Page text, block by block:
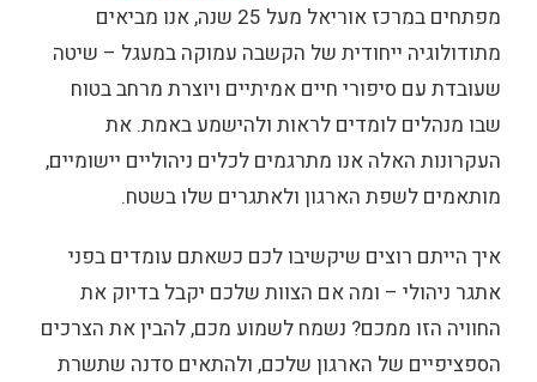
מפתחים במרכז אוריאל מעל 25 שנה, אנו מביאים
מתודולוגיה ייחודית של הקשבה עמוקה במעגל – שיטה
שעובדת עם סיפורי חיים אמיתיים ויוצרת מרחב בטוח
שבו מנהלים לומדים לראות ולהישמע באמת. את
העקרונות האלה אנו מתרגמים לכלים ניהוליים יישומיים,
מותאמים לשפת הארגון ולאתגרים שלו בשטח.
איך הייתם רוצים שיקשיבו לכם כשאתם עומדים בפני
אתגר ניהולי – ומה אם הצוות שלכם יקבל בדיוק את
החוויה הזו ממכם? נשמח לשמוע מכם, להבין את הצרכים
הספציפיים של הארגון שלכם, ולהתאים סדנה שתשרת